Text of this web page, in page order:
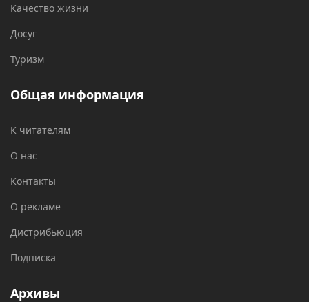
Качество жизни
Досуг
Туризм
Общая информация
К читателям
О нас
Контакты
О рекламе
Дистрибьюция
Подписка
Архивы